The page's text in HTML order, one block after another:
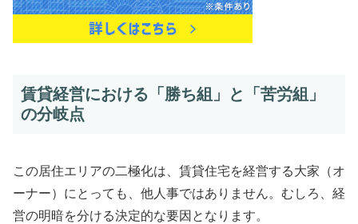
賃貸経営における「勝ち組」と「苦労組」
の分岐点
この居住エリアの二極化は、賃貸住宅を経営する大家（オ
ーナー）にとっても、他人事ではありません。むしろ、経
営の明暗を分ける決定的な要因となります。